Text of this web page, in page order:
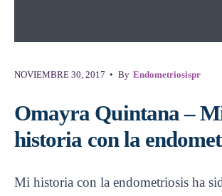
NOVIEMBRE 30, 2017 • By Endometriosispr
Omayra Quintana –
historia con la
Mi historia con la endometriosis ha